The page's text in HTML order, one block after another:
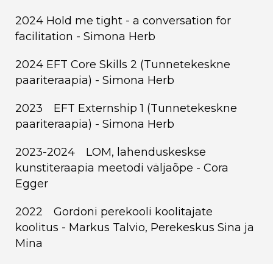
2024 Hold me tight - a conversation for
facilitation - Simona Herb
2024 EFT Core Skills 2 (Tunnetekeskne
paariteraapia) - Simona Herb
2023 EFT Externship 1 (Tunnetekeskne
paariteraapia) - Simona Herb
2023-2024 LOM, lahenduskeskse
kunstiteraapia meetodi väljaõpe - Cora
Egger
2022 Gordoni perekooli koolitajate
koolitus - Markus Talvio, Perekeskus Sina ja
Mina